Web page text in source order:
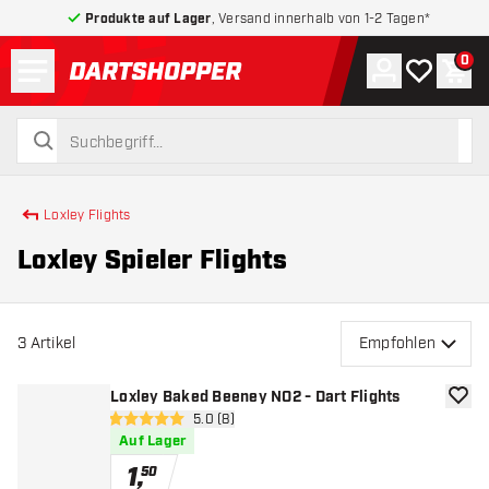
Produkte auf Lager , Versand innerhalb von 1-2 Tagen*
zurück zur Startseite
suchen
suchen
Konto
Meine 0
Loxley Flights
Loxley Spieler Flights
3 Artikel Empfohlen
Loxley Baked Beeney NO2 - Dart Flights
Bewertungsbereich öffnen
5 Bewertungssterne
5.0 (8)
Auf Lager
1,50
Zur